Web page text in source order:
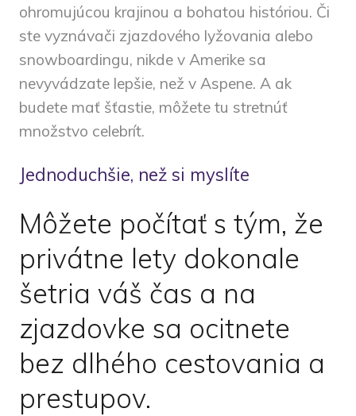
ohromujúcou krajinou a bohatou históriou. Či
ste vyznávači zjazdového lyžovania alebo
snowboardingu, nikde v Amerike sa
nevyvádzate lepšie, než v Aspene. A ak
budete mať šťastie, môžete tu stretnúť
množstvo celebrít.
Jednoduchšie, než si myslíte
Môžete počítať s tým, že
privátne lety dokonale
šetria váš čas a na
zjazdovke sa ocitnete
bez dlhého cestovania a
prestupov.